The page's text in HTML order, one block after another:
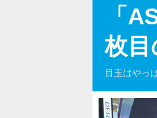
「
枚目
目玉はやっ